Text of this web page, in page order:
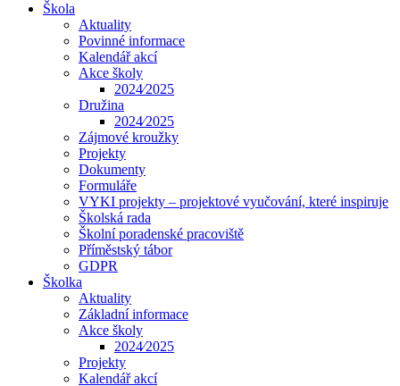
Škola
Aktuality
Povinné informace
Kalendář akcí
Akce školy
2024⁄2025
Družina
2024⁄2025
Zájmové kroužky
Projekty
Dokumenty
Formuláře
VYKI projekty – projektové vyučování, které inspiruje
Školská rada
Školní poradenské pracoviště
Příměstský tábor
GDPR
Školka
Aktuality
Základní informace
Akce školy
2024⁄2025
Projekty
Kalendář akcí